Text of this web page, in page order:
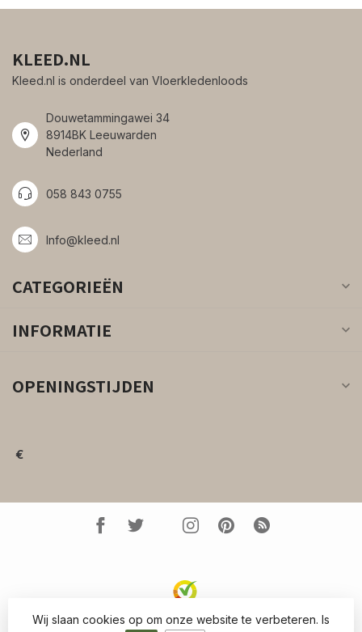
KLEED.NL
Kleed.nl is onderdeel van Vloerkledenloods
Douwetammingawei 34
8914BK Leeuwarden
Nederland
058 843 0755
Info@kleed.nl
CATEGORIEËN
INFORMATIE
OPENINGSTIJDEN
€
© Copyright 2026 Kleed.nl- Powered by Lightspeed-
Wij slaan cookies op om onze website te verbeteren. Is